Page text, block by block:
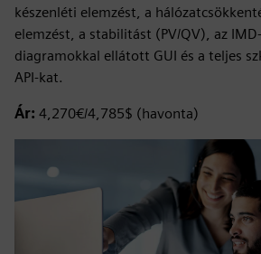
készenléti elemzést, a
elemzést, a stabilitást (PV/QV), az
diagramokkal ellátott GUI és a teljes
API-kat.
Ár: 4,270€/4,785$ (havonta)